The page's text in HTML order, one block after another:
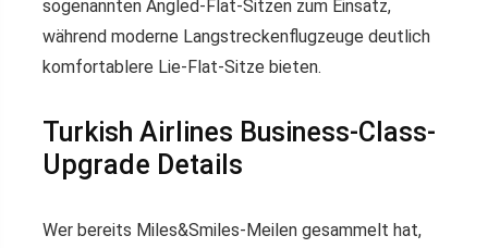
sogenannten Angled-Flat-Sitzen zum Einsatz,
während moderne Langstreckenflugzeuge deutlich
komfortablere Lie-Flat-Sitze bieten.
Turkish Airlines Business-Class-
Upgrade Details
Wer bereits Miles&Smiles-Meilen gesammelt hat,